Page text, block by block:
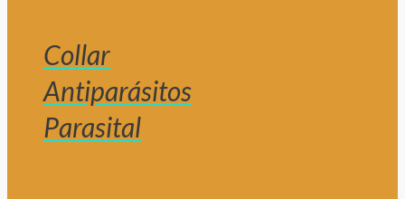
Collar
Antiparásitos
Parasital